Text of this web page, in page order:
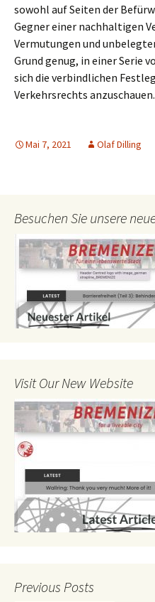
sowohl auf Seiten der
Gegner einer nachhaltigen
Vermutungen und
Grund genug, in einer Serie
sich die verbindlichen
Verkehrsrechts anzuschauen.
Mai 7, 2021 Olaf Dilling
Besuchen Sie unsere
Visit Our New Website
Previous Posts